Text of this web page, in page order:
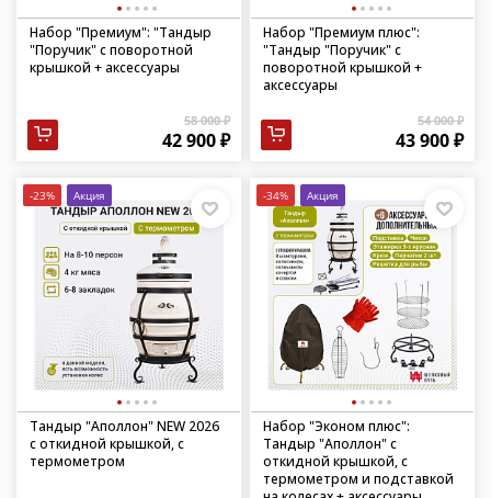
Набор "Премиум": "Тандыр
"Поручик" с поворотной
крышкой + аксессуары
58 000 ₽
42 900 ₽
Набор "Премиум плюс":
"Тандыр "Поручик" с
поворотной крышкой +
аксессуары
54 000 ₽
43 900 ₽
-23% Акция
Тандыр "Аполлон" NEW 2026
с откидной крышкой, с
термометром
-34% Акция
Набор "Эконом плюс":
Тандыр "Аполлон" с
откидной крышкой, с
термометром и подставкой